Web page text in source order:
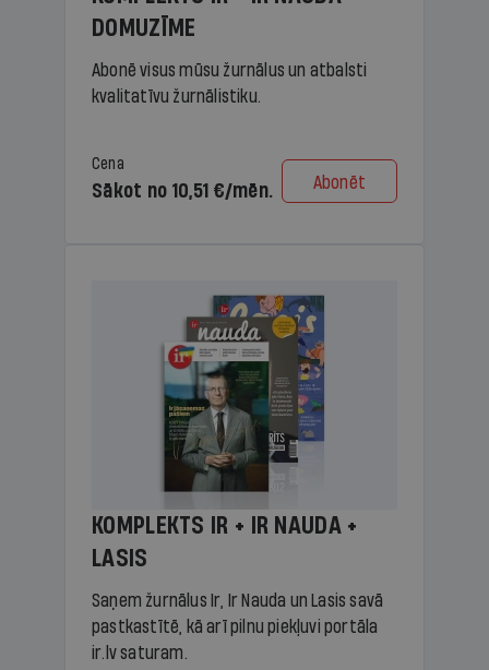
DOMUZĪME
Abonē visus mūsu žurnālus un atbalsti
kvalitatīvu žurnālistiku.
Cena
Sākot no 10,51 €/mēn. Abonēt
KOMPLEKTS IR + IR NAUDA +
LASIS
Saņem žurnālus Ir, Ir Nauda un Lasis savā
pastkastītē, kā arī pilnu piekļuvi portāla
ir.lv saturam.